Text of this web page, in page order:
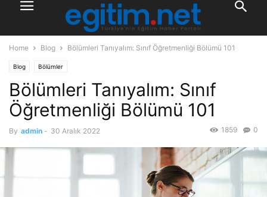
Home Blog Bölümleri Tanıyalım: Sınıf Öğretmenliği Bölümü 101
Blog Bölümler
Bölümleri Tanıyalım: Sınıf
Öğretmenliği Bölümü 101
By admin - 30 Aralık 2022 0
1859